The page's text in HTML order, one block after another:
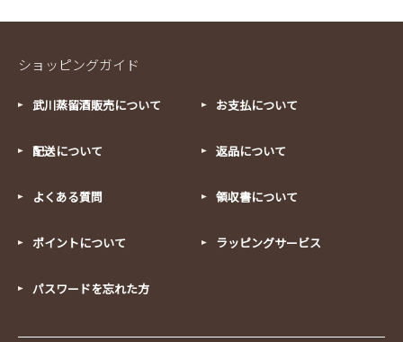
ショッピングガイド
武川蒸留酒販売について お支払について
配送について 返品について
よくある質問 領収書について
ポイントについて ラッピングサービス
パスワードを忘れた方